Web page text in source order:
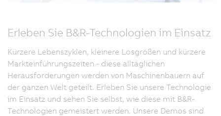
Erleben Sie B&R-Technologien im Einsatz
Kürzere Lebenszyklen, kleinere Losgrößen und kürzere
Markteinführungszeiten - diese alltäglichen
Herausforderungen werden von Maschinenbauern auf
der ganzen Welt geteilt. Erleben Sie unsere Technologie
im Einsatz und sehen Sie selbst, wie diese mit B&R-
Technologien gemeistert werden. Unsere Demos sind